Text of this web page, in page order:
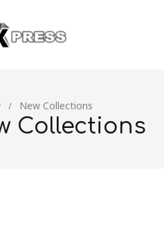
/ New Collections
Collections